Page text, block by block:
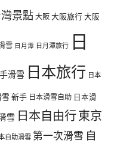
景點大阪大阪旅行大阪
雪 日月潭 日月潭旅行 日
滑雪 日本旅行 日本
雪 新手 日本滑雪自助 日本滑
雪 日本自由行東京
自助滑雪 第一次滑雪 自